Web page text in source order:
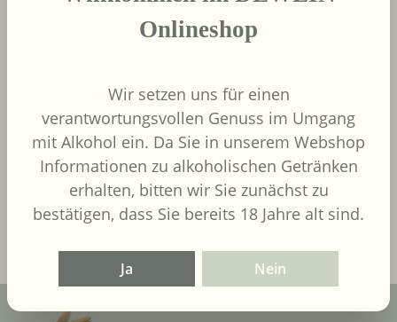
Regulärer Preis:
9,00 €
Inhalt:0.75 Liter(12,00 € / 1
Liter)UVP9,90 €
In den Warenkorb
Onlineshop
Wir setzen uns für einen
verantwortungsvollen Genuss im Umgang
mit Alkohol ein. Da Sie in unserem Webshop
Informationen zu alkoholischen Getränken
erhalten, bitten wir Sie zunächst zu
bestätigen, dass Sie bereits 18 Jahre alt sind.
Ja Nein